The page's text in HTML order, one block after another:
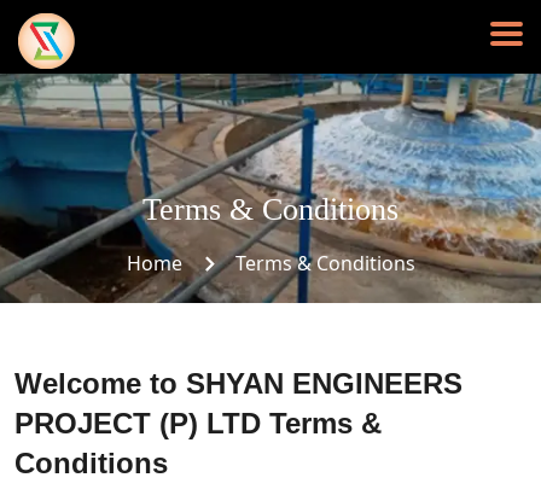
Terms & Conditions
Home Terms & Conditions
Welcome to SHYAN ENGINEERS
PROJECT (P) LTD Terms &
Conditions